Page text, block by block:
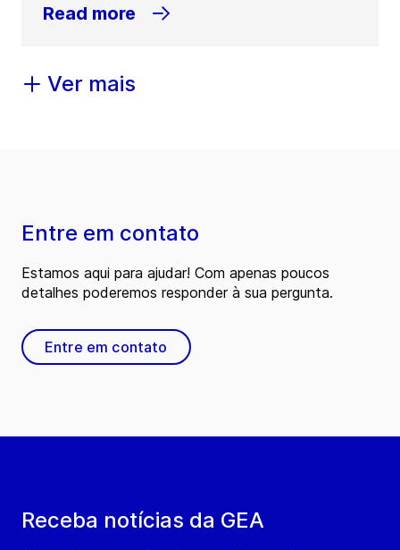
Read more
Ver mais
Receba notícias da GEA
Entre em contato
Estamos aqui para ajudar! Com apenas poucos
detalhes poderemos responder à sua pergunta.
Entre em contato